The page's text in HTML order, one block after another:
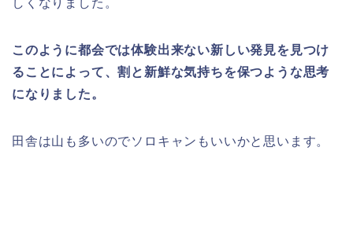
しくなりました。
このように都会では体験出来ない新しい発見を見つけ
ることによって、割と新鮮な気持ちを保つような思考
になりました。
田舎は山も多いのでソロキャンもいいかと思います。